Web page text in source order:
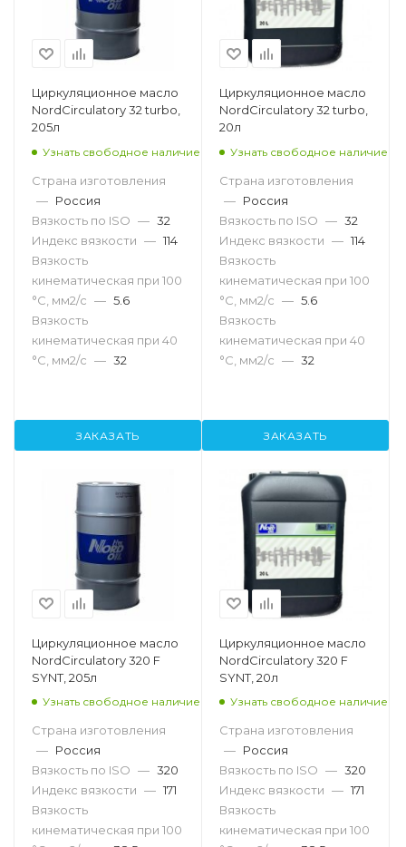
Циркуляционное масло
NordCirculatory 32 turbo,
205л
Узнать свободное наличие
Страна изготовления
— Россия
Вязкость по ISO — 32
Индекс вязкости — 114
Вязкость
кинематическая при 100
°С, мм2/с — 5.6
Вязкость
кинематическая при 40
°С, мм2/с — 32
ЗАКАЗАТЬ
Циркуляционное масло
NordCirculatory 32 turbo,
20л
Узнать свободное наличие
Страна изготовления
— Россия
Вязкость по ISO — 32
Индекс вязкости — 114
Вязкость
кинематическая при 100
°С, мм2/с — 5.6
Вязкость
кинематическая при 40
°С, мм2/с — 32
ЗАКАЗАТЬ
Циркуляционное масло
NordCirculatory 320 F
SYNT, 205л
Узнать свободное наличие
Страна изготовления
— Россия
Вязкость по ISO — 320
Индекс вязкости — 171
Вязкость
кинематическая при 100
Циркуляционное масло
NordCirculatory 320 F
SYNT, 20л
Узнать свободное наличие
Страна изготовления
— Россия
Вязкость по ISO — 320
Индекс вязкости — 171
Вязкость
кинематическая при 100